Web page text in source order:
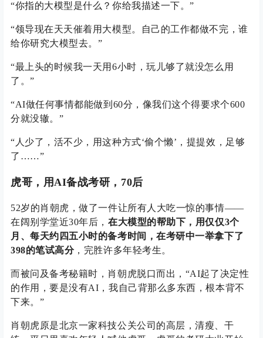
“你指的大模型是什么？你给我描述一下。”
“领导现在天天催着用大模型。自己的工作都做不完，谁
给你研究大模型去。”
“最上头的时候我一天用6小时，玩儿够了就没怎么用
了。”
“AI做任何事情都能做到60分，像我们这个得要求个600
分就没辙。”
“人少了，活不少，用这种方式‘偷个懒’，提提效，足够
了……”
虎哥，用AI备战考研，70后
52岁的肖朝虎，做了一件让所有人大吃一惊的事情——
在阔别学堂近30年后， 在大模型的帮助下，用仅仅3个
月、每天约四五小时的备考时间，在考研中一举拿下了
398的笔试高分，完胜许多年轻考生。
而被问及备考秘籍时，肖朝虎脱口而出，“AI起了决定性
的作用，要是没有AI，我自己背那么多东西，根本背不
下来。”
肖朝虎原是北京一家科技公关公司的高层，清瘦、干